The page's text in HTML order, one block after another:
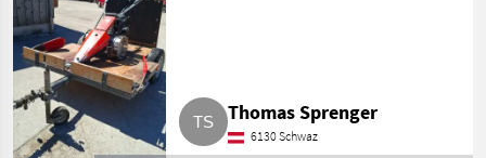
Thomas Sprenger
6130 Schwaz